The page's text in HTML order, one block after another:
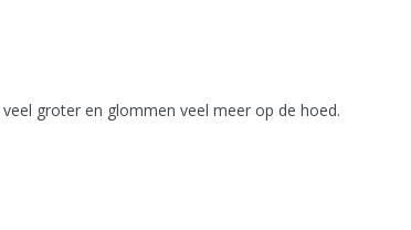
groter en glommen veel meer op de hoed.